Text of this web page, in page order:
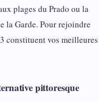
plages du Prado ou la
la Garde. Pour rejoindre
constituent vos meilleures
pittoresque